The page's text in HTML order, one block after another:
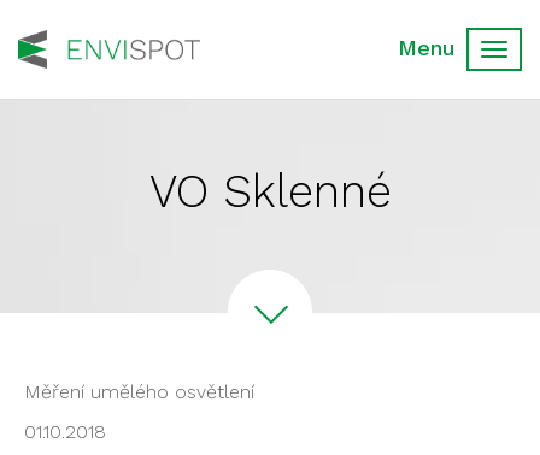
VO Sklenné
Měření umělého osvětlení
01.10.2018